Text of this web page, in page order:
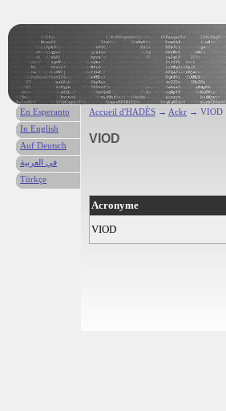
Accueil d'HADÈS → Ackr → VIOD
VIOD
Acronyme
VIOD
En Esperanto
In English
Auf Deutsch
في العربية
Türkçe